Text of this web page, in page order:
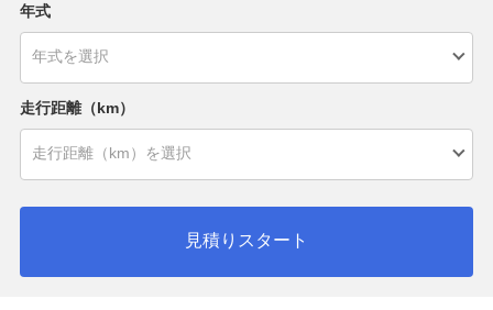
年式
走行距離（km）
見積りスタート